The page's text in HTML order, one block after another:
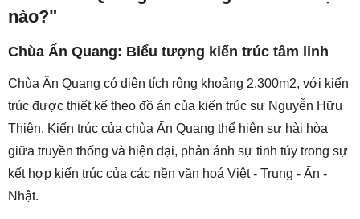
nào?"
Chùa Ấn Quang: Biểu tượng kiến trúc tâm linh
Chùa Ấn Quang có diện tích rộng khoảng 2.300m2, với kiến
trúc được thiết kế theo đồ án của kiến trúc sư Nguyễn Hữu
Thiện. Kiến trúc của chùa Ấn Quang thể hiện sự hài hòa
giữa truyền thống và hiện đại, phản ánh sự tinh túy trong sự
kết hợp kiến trúc của các nền văn hoá Việt - Trung - Ấn -
Nhật.